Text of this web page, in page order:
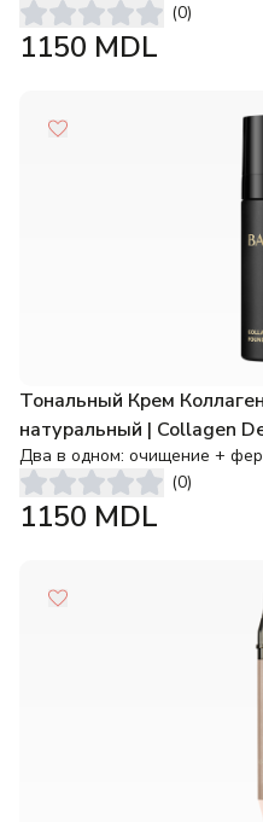
(0)
1150 MDL
Тональный Крем
натуральный | Collagen
Два в одном: очищение +
(0)
1150 MDL